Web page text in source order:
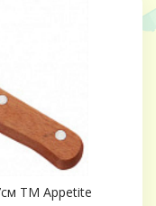
ТМ Appetite